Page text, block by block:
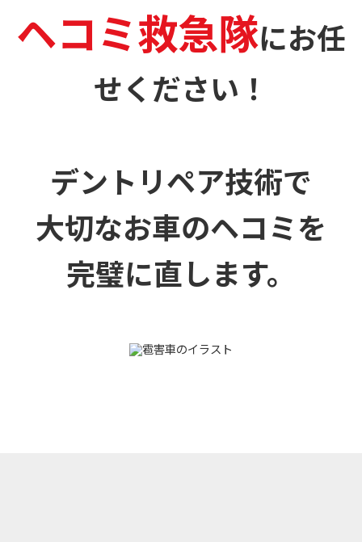
ヘコミ救急隊にお任
せください！
デントリペア技術で
大切なお車のヘコミを
完璧に直します。